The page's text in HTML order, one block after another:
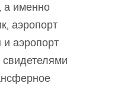
а именно
аэропорт
и аэропорт